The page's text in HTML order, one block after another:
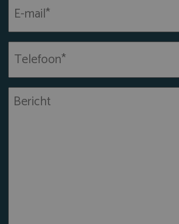
mailadres
(Vereist)
Bericht